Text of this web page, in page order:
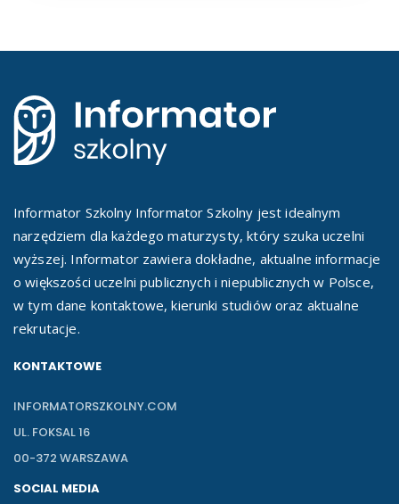
Informator Szkolny Informator Szkolny jest idealnym
narzędziem dla każdego maturzysty, który szuka uczelni
wyższej. Informator zawiera dokładne, aktualne informacje
o większości uczelni publicznych i niepublicznych w Polsce,
w tym dane kontaktowe, kierunki studiów oraz aktualne
rekrutacje.
KONTAKTOWE
INFORMATORSZKOLNY.COM
UL. FOKSAL 16
00-372 WARSZAWA
SOCIAL MEDIA